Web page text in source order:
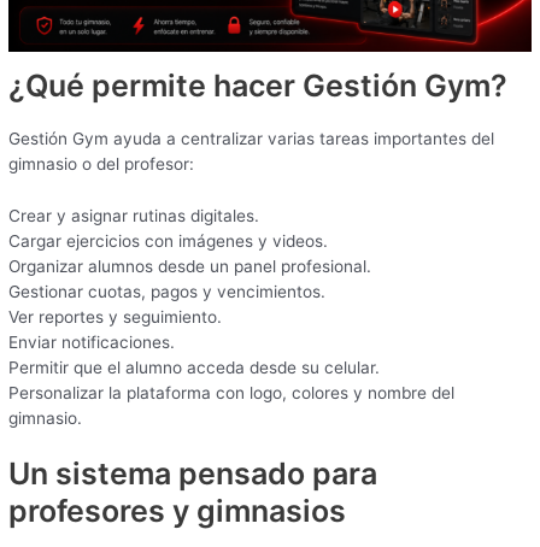
¿Qué permite hacer Gestión Gym?
Gestión Gym ayuda a centralizar varias tareas importantes del
gimnasio o del profesor:
Crear y asignar rutinas digitales.
Cargar ejercicios con imágenes y videos.
Organizar alumnos desde un panel profesional.
Gestionar cuotas, pagos y vencimientos.
Ver reportes y seguimiento.
Enviar notificaciones.
Permitir que el alumno acceda desde su celular.
Personalizar la plataforma con logo, colores y nombre del
gimnasio.
Un sistema pensado para
profesores y gimnasios